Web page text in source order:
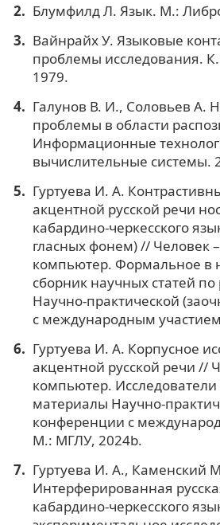
Блумфилд Л. Язык. М.:
Вайнрайх У. Языковые
проблемы исследования.
1979.
Галунов В. И., Соловьев А.
проблемы в области
Информационные
вычислительные системы.
Гуртуева И. А.
акцентной русской речи
кабардино-черкесского
гласных фонем) // Человек
компьютер. Формальное в
сборник научных статей по
Научно-практической
с международным
Гуртуева И. А. Корпусное
акцентной русской речи //
компьютер.
материалы Научно-
конференции с
М.: МГЛУ, 2024b.
Гуртуева И. А., Каменский
Интерферированная
кабардино-черкесского